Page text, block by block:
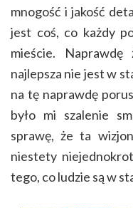
mnogość i jakość
jest coś, co każdy
mieście.
najlepsza nie jest w
na tę naprawdę
było mi szalenie
sprawę, że ta
niestety
tego, co ludzie są w